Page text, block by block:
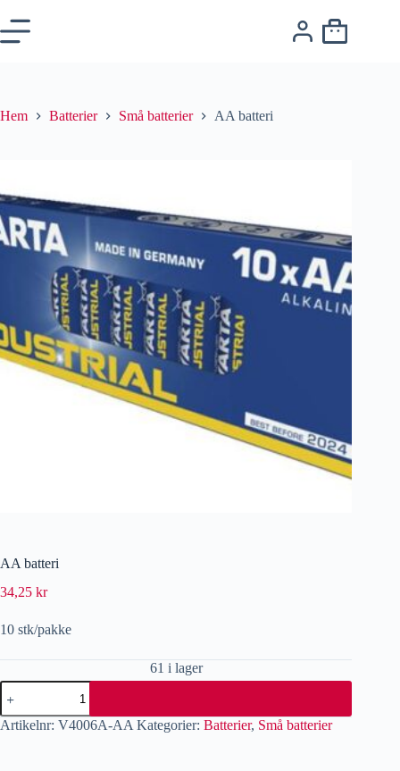
Hem Batterier Små batterier AA batteri
AA batteri
34,25 kr
10 stk/pakke
61 i lager
Artikelnr: V4006A-AA Kategorier: Batterier, Små batterier